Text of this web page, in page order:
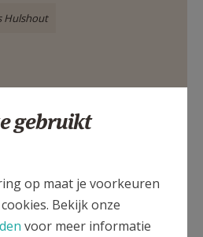
Hulshout
gebruikt
op maat je voorkeuren
Bekijk onze
voor meer informatie